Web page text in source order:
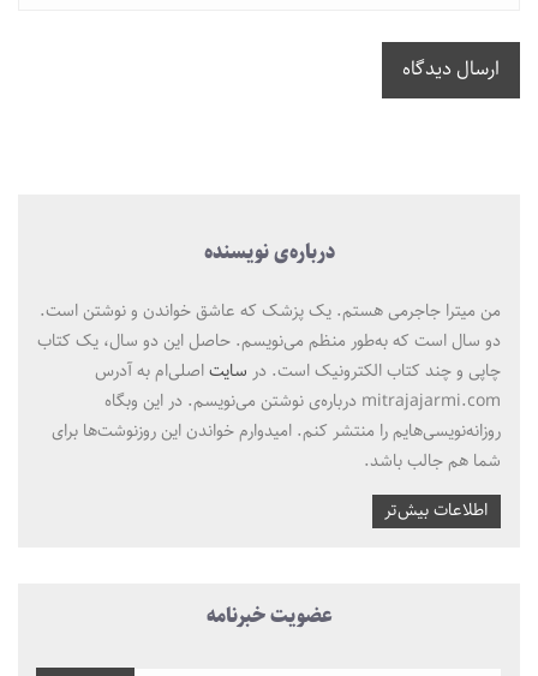
ارسال دیدگاه
درباره‌ی نویسنده
من میترا جاجرمی هستم. یک پزشک که عاشق خواندن و نوشتن است.
دو سال است که به‌طور منظم می‌نویسم. حاصل این دو سال، یک کتاب
چاپی و چند کتاب الکترونیک است. در سایتاصلی‌ام به آدرس
mitrajajarmi.com درباره‌ی نوشتن می‌نویسم. در این وبگاه
روزانه‌نویسی‌هایم را منتشر کنم. امیدوارم خواندن این روزنوشت‌ها برای
شما هم جالب باشد.
اطلاعات بیش‌تر
عضویت خبرنامه